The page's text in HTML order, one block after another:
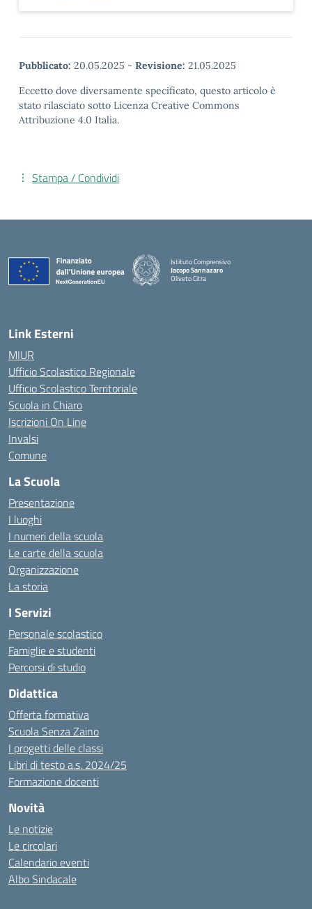
Pubblicato: 20.05.2025 - Revisione: 21.05.2025
Eccetto dove diversamente specificato, questo articolo è
stato rilasciato sotto Licenza Creative Commons
Attribuzione 4.0 Italia.
Stampa / Condividi
Istituto Comprensivo
Jacopo Sannazaro
Oliveto Citra
Link Esterni
MIUR
Ufficio Scolastico Regionale
Ufficio Scolastico Territoriale
Scuola in Chiaro
Iscrizioni On Line
Invalsi
Comune
La Scuola
Presentazione
I luoghi
I numeri della scuola
Le carte della scuola
Organizzazione
La storia
I Servizi
Personale scolastico
Famiglie e studenti
Percorsi di studio
Didattica
Offerta formativa
Scuola Senza Zaino
I progetti delle classi
Libri di testo a.s. 2024/25
Formazione docenti
Novità
Le notizie
Le circolari
Calendario eventi
Albo Sindacale